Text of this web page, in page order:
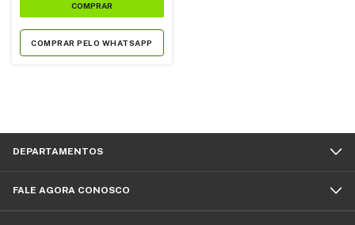
COMPRAR PELO WHATSAPP
DEPARTAMENTOS
FALE AGORA CONOSCO